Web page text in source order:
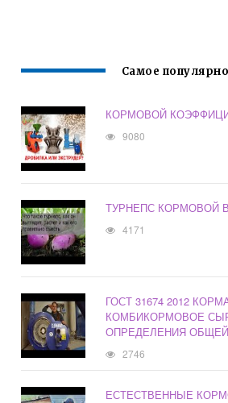
Самое
КОРМОВОЙ
9080
ТУРНЕПС КОРМОВОЙ
4171
ГОСТ 31674 2012
КОМБИКОРМОВОЕ
ОПРЕДЕЛЕНИЯ
2746
ЕСТЕСТВЕННЫЕ